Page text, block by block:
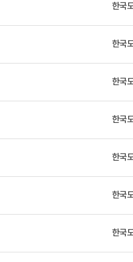
한국
한국
한국
한국
한국
한국
한국